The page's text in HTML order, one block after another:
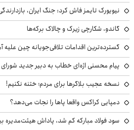
نیویورک تایمز فاش کرد: جنگ ایران، بازدارندگی
گاندو، شکارچی زیرک و چالاک برکه‌ها
گسترده‌ترین اقدامات تلافی‌جویانه چین علیه
پیام محسنی اژه‌ای خطاب به دبیر جدید
نسخه عجیب بلاگرها برای مردم؛ ختنه نکنیم!
دمپایی کراکس واقعا پاها را نجات می‌دهد؟
سود فولاد مبارکه کم شد، پاداش هیئت‌مدیره